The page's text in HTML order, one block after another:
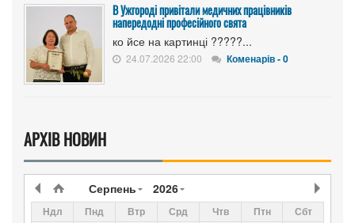
В Ужгороді привітали медичних працівників
напередодні професійного свята
ко йсе на картинці ?????...
24.07.2026 22:00 Коменарів - 0
АРХІВ НОВИН
Серпень 2026
Ндл Пнд Втр Срд Чтв Птн Сбт